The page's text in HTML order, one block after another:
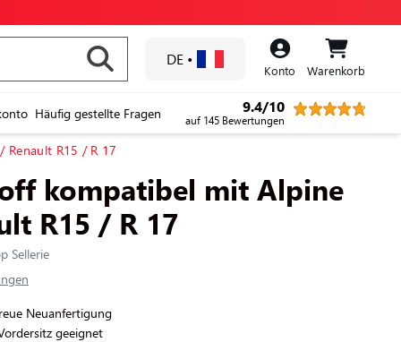
DE •
Konto Warenkorb
Häufig gestellte Fragen 9.4/10
auf 145 Bewertungen
Renault R15 / R 17
kompatibel mit Alpine
R15 / R 17
Sellerie
Neuanfertigung
geeignet